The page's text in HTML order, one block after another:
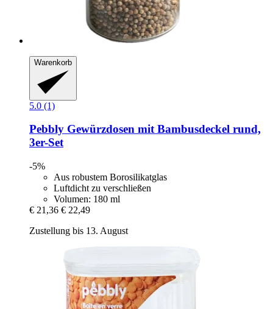
Warenkorb
5.0 (1)
Pebbly Gewürzdosen mit Bambusdeckel rund,
3er-​Set
-5%
Aus robustem Borosilikatglas
Luftdicht zu verschließen
Volumen: 180 ml
€ 21,36 € 22,49
Zustellung bis 13. August